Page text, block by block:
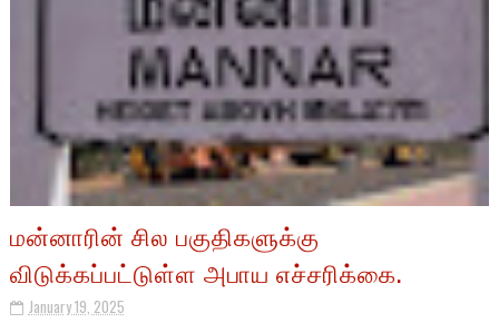
மன்னாரின் சில பகுதிகளுக்கு
விடுக்கப்பட்டுள்ள அபாய எச்சரிக்கை.
January 19, 2025